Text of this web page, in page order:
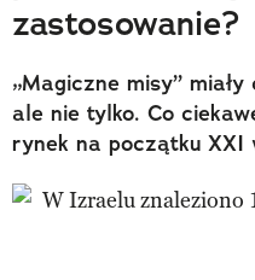
zastosowanie?
„Magiczne misy”
ale nie tylko. Co
rynek na początku XXI